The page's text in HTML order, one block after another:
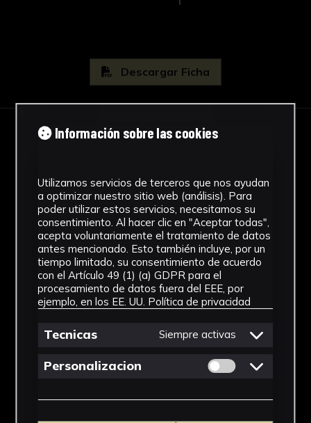
Descargar Ficha
Información sobre las cookies
Utilizamos servicios de terceros que nos ayudan
a optimizar nuestro sitio web (análisis). Para
poder utilizar estos servicios, necesitamos su
consentimiento. Al hacer clic en "Aceptar todas",
acepta voluntariamente el tratamiento de datos
antes mencionado. Esto también incluye, por un
tiempo limitado, su consentimiento de acuerdo
con el Artículo 49 (1) (a) GDPR para el
procesamiento de datos fuera del EEE, por
ejemplo, en los EE. UU. Política de privacidad
Tecnicas Siempre activas
Personalizacion Permitir cookies